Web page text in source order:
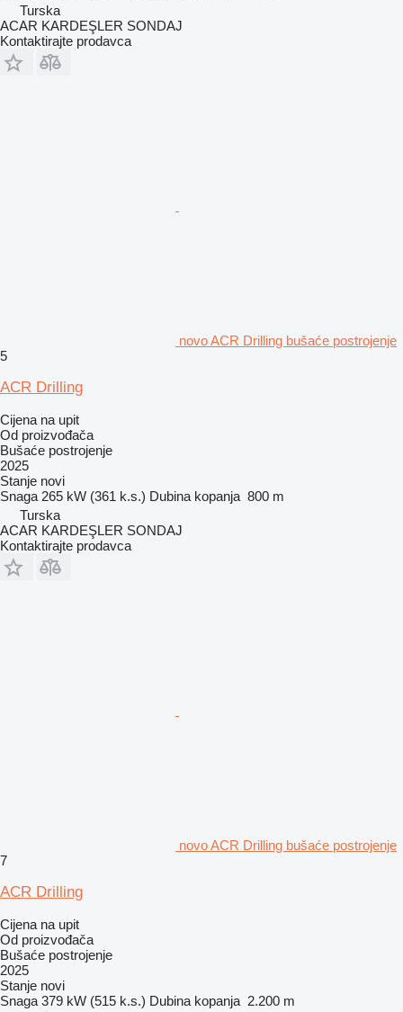
Turska
ACAR KARDEŞLER SONDAJ
Kontaktirajte prodavca
novo ACR Drilling bušaće postrojenje
5
ACR Drilling
Cijena na upit
Od proizvođača
Bušaće postrojenje
2025
Stanje novi
Snaga 265 kW (361 k.s.) Dubina kopanja 800 m
Turska
ACAR KARDEŞLER SONDAJ
Kontaktirajte prodavca
novo ACR Drilling bušaće postrojenje
7
ACR Drilling
Cijena na upit
Od proizvođača
Bušaće postrojenje
2025
Stanje novi
Snaga 379 kW (515 k.s.) Dubina kopanja 2.200 m